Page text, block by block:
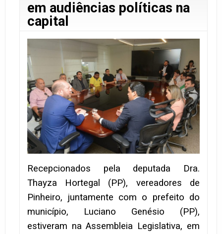
em audiências políticas na
capital
Recepcionados pela deputada Dra.
Thayza Hortegal (PP), vereadores de
Pinheiro, juntamente com o prefeito do
município, Luciano Genésio (PP),
estiveram na Assembleia Legislativa, em